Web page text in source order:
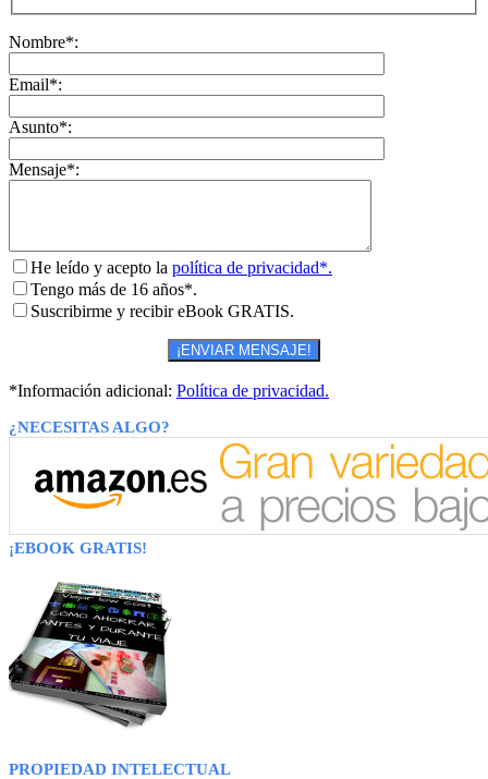
Nombre*:
Email*:
Asunto*:
Mensaje*:
He leído y acepto la política de privacidad*.
Tengo más de 16 años*.
Suscribirme y recibir eBook GRATIS.
*Información adicional: Política de privacidad.
¿NECESITAS ALGO?
¡EBOOK GRATIS!
PROPIEDAD INTELECTUAL